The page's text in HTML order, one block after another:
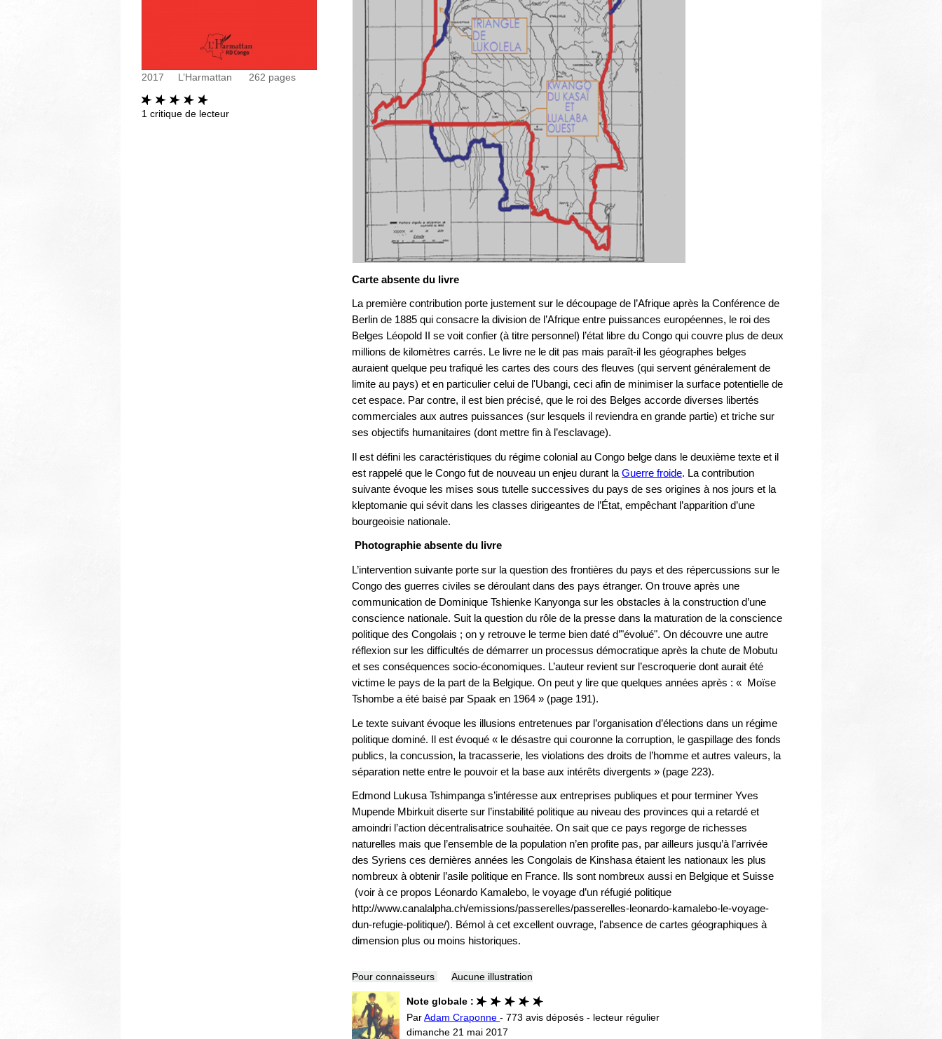
2017 L’Harmattan 262 pages
1 critique de lecteur
Carte absente du livre
La première contribution porte justement sur le découpage de l’Afrique après la Conférence de
Berlin de 1885 qui consacre la division de l’Afrique entre puissances européennes, le roi des
Belges Léopold II se voit confier (à titre personnel) l’état libre du Congo qui couvre plus de deux
millions de kilomètres carrés. Le livre ne le dit pas mais paraît-il les géographes belges
auraient quelque peu trafiqué les cartes des cours des fleuves (qui servent généralement de
limite au pays) et en particulier celui de l'Ubangi, ceci afin de minimiser la surface potentielle de
cet espace. Par contre, il est bien précisé, que le roi des Belges accorde diverses libertés
commerciales aux autres puissances (sur lesquels il reviendra en grande partie) et triche sur
ses objectifs humanitaires (dont mettre fin à l’esclavage).
Il est défini les caractéristiques du régime colonial au Congo belge dans le deuxième texte et il
est rappelé que le Congo fut de nouveau un enjeu durant la Guerre froide. La contribution
suivante évoque les mises sous tutelle successives du pays de ses origines à nos jours et la
kleptomanie qui sévit dans les classes dirigeantes de l’État, empêchant l’apparition d’une
bourgeoisie nationale.
Photographie absente du livre
L’intervention suivante porte sur la question des frontières du pays et des répercussions sur le
Congo des guerres civiles se déroulant dans des pays étranger. On trouve après une
communication de Dominique Tshienke Kanyonga sur les obstacles à la construction d’une
conscience nationale. Suit la question du rôle de la presse dans la maturation de la conscience
politique des Congolais ; on y retrouve le terme bien daté d’"évolué". On découvre une autre
réflexion sur les difficultés de démarrer un processus démocratique après la chute de Mobutu
et ses conséquences socio-économiques. L’auteur revient sur l’escroquerie dont aurait été
victime le pays de la part de la Belgique. On peut y lire que quelques années après : « Moïse
Tshombe a été baisé par Spaak en 1964 » (page 191).
Le texte suivant évoque les illusions entretenues par l’organisation d’élections dans un régime
politique dominé. Il est évoqué « le désastre qui couronne la corruption, le gaspillage des fonds
publics, la concussion, la tracasserie, les violations des droits de l’homme et autres valeurs, la
séparation nette entre le pouvoir et la base aux intérêts divergents » (page 223).
Edmond Lukusa Tshimpanga s’intéresse aux entreprises publiques et pour terminer Yves
Mupende Mbirkuit diserte sur l’instabilité politique au niveau des provinces qui a retardé et
amoindri l’action décentralisatrice souhaitée. On sait que ce pays regorge de richesses
naturelles mais que l’ensemble de la population n’en profite pas, par ailleurs jusqu’à l’arrivée
des Syriens ces dernières années les Congolais de Kinshasa étaient les nationaux les plus
nombreux à obtenir l’asile politique en France. Ils sont nombreux aussi en Belgique et Suisse
(voir à ce propos Léonardo Kamalebo, le voyage d’un réfugié politique
http://www.canalalpha.ch/emissions/passerelles/passerelles-leonardo-kamalebo-le-voyage-
dun-refugie-politique/). Bémol à cet excellent ouvrage, l'absence de cartes géographiques à
dimension plus ou moins historiques.
Pour connaisseurs Aucune illustration
Note globale :
ParAdam Craponne- 773 avis déposés - lecteur régulier
dimanche 21 mai 2017